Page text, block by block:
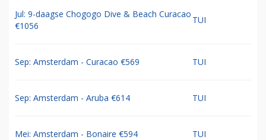
Jul: 9-daagse Chogogo Dive & Beach Curacao
€1056
TUI
Sep: Amsterdam - Curacao €569 TUI
Sep: Amsterdam - Aruba €614 TUI
Mei: Amsterdam - Bonaire €594 TUI